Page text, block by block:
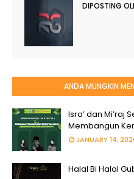
DIPOSTING
ANDA MUNGKIN
Isra’ dan Mi’raj
Membangun
JANUARY 14,
Halal Bi Halal